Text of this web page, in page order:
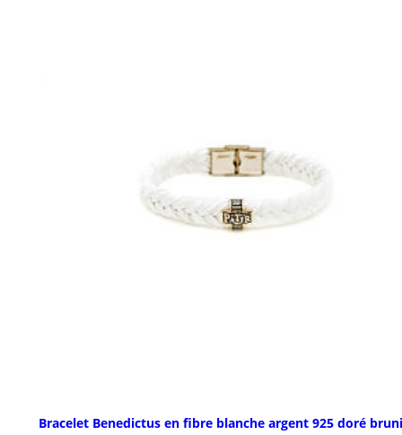
Bracelet Benedictus en fibre blanche argent 925 doré bruni